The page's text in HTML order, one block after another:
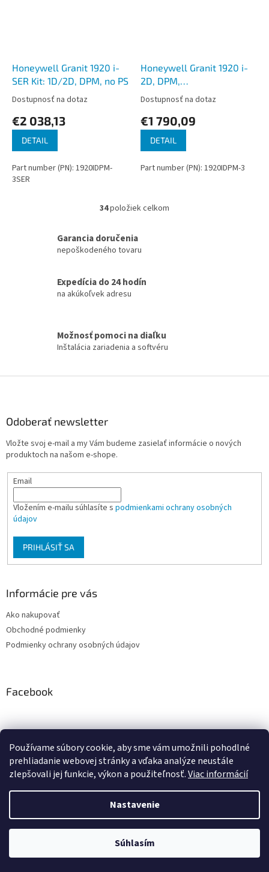
Používame súbory cookie, aby sme vám umožnili pohodlné
prehliadanie webovej stránky a vďaka analýze neustále
zlepšovali jej funkcie, výkon a použiteľnosť.Viac informácií
Nastavenie
Súhlasím
Honeywell Granit 1920 i-
SER Kit: 1D/2D, DPM, no PS
Dostupnosť na dotaz
€2 038,13
DETAIL
Part number (PN): 1920IDPM-
3SER
Honeywell Granit 1920 i-
2D, DPM,
RS232/USB/KBW, vibrator
Dostupnosť na dotaz
€1 790,09
DETAIL
Part number (PN): 1920IDPM-3
O
l
á
c
v
k
v
34položiek celkom
Garancia doručenia
nepoškodeného tovaru
Expedícia do 24 hodín
na akúkoľvek adresu
Možnosť pomoci na diaľku
Inštalácia zariadenia a softvéru
Odoberať newsletter
Vložte svoj e-mail a my Vám budeme zasielať informácie o nových
produktoch na našom e-shope.
Email
Vložením e-mailu súhlasíte s podmienkami ochrany osobných
údajov
PRIHLÁSIŤ SA
Informácie pre vás
Ako nakupovať
Obchodné podmienky
Podmienky ochrany osobných údajov
Facebook
PRESMONT.IT
Vytvoril Shoptet
PRESMONT.IT - Eshop